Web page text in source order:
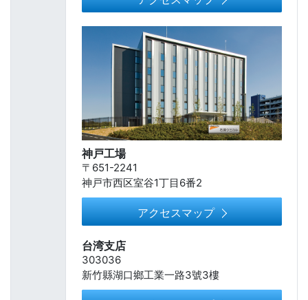
神戸工場
〒651-2241
神戸市西区室谷1丁目6番2
アクセスマップ
台湾支店
303036
新竹縣湖口鄉工業一路3號3樓